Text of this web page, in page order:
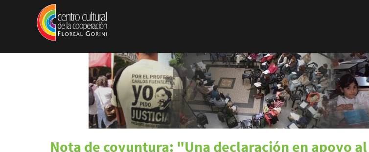
Pasar al contenido principal
Nota de coyuntura: "Una declaración en apoyo